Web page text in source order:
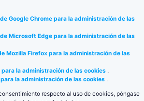
Google Chrome para la administración de las
Microsoft Edge para la administración de las
Mozilla Firefox para la administración de las
para la administración de las cookies .
la administración de las cookies .
respecto al uso de cookies, póngase